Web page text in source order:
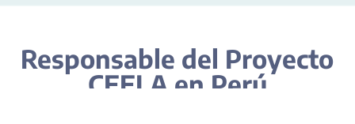
Responsable del Proyecto
CEELA en Perú